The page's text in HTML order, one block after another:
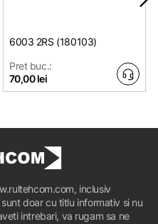
6003 2RS (180103)
Pret buc.:
70,00 lei
inclusiv
doar cu titlu informativ si nu
intrebari, va rugam sa ne